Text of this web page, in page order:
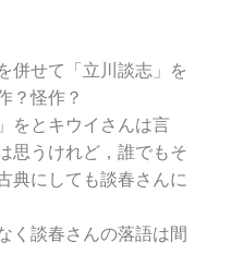
併せて「立川談志」を
？怪作？
をとキウイさんは言
思うけれど，誰でもそ
典にしても談春さんに
く談春さんの落語は間